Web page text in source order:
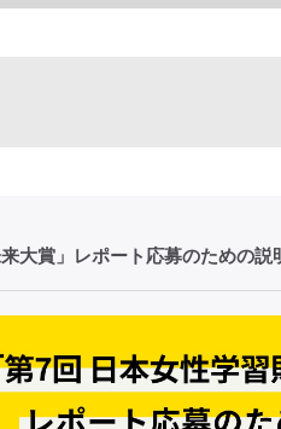
大賞」レポート応募のための説